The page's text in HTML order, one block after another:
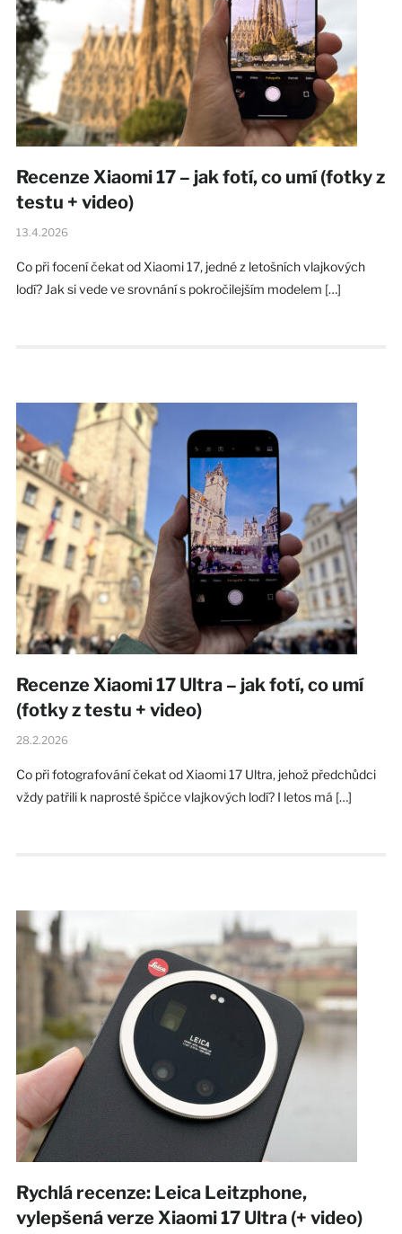
Recenze Xiaomi 17 – jak fotí, co umí (fotky z
testu + video)
13.4.2026
Co při focení čekat od Xiaomi 17, jedné z letošních vlajkových
lodí? Jak si vede ve srovnání s pokročilejším modelem […]
Recenze Xiaomi 17 Ultra – jak fotí, co umí
(fotky z testu + video)
28.2.2026
Co při fotografování čekat od Xiaomi 17 Ultra, jehož předchůdci
vždy patřili k naprosté špičce vlajkových lodí? I letos má […]
Rychlá recenze: Leica Leitzphone,
vylepšená verze Xiaomi 17 Ultra (+ video)